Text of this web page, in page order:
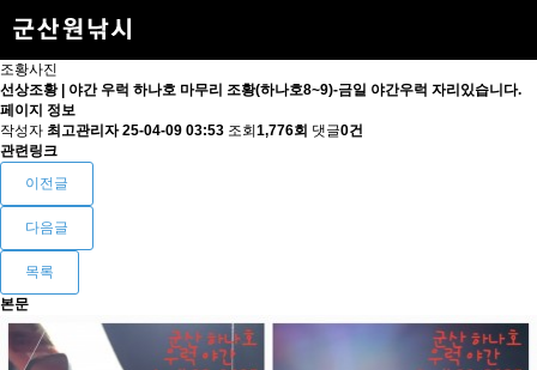
조황사진
선상조황 | 야간 우럭 하나호 마무리 조황(하나호8~9)-금일 야간우럭 자리있습니다.
페이지 정보
작성자 최고관리자 25-04-09 03:53 조회 1,776회 댓글0건
관련링크
이전글
다음글
목록
본문